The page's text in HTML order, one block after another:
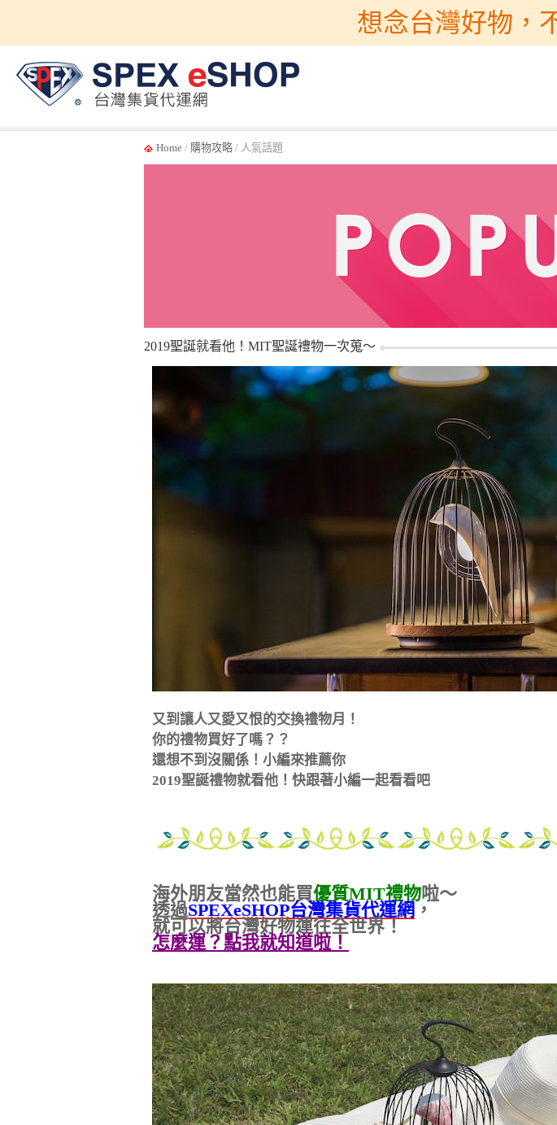
想念台灣好物，
Home / 購物攻略 / 人氣話題
2019聖誕就看他！MIT聖誕禮物一次蒐～
又到讓人又愛又恨的交換禮物月！
你的禮物買好了嗎？？
還想不到沒關係！小編來推薦你
2019聖誕禮物就看他！快跟著小編一起看看吧
海外朋友當然也能買優質MIT禮物啦～
透過SPEXeSHOP台灣集貨代運網 ，
就可以將台灣好物運往全世界！
怎麼運？點我就知道啦！